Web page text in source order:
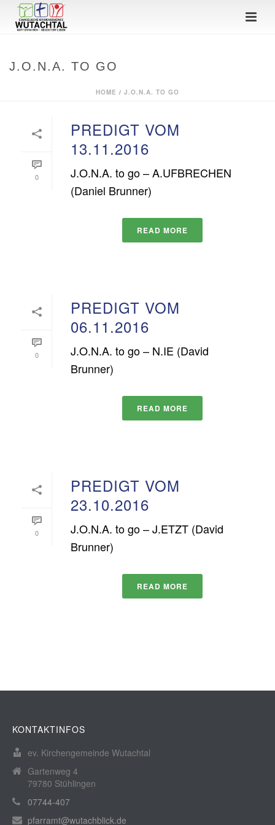
J.O.N.A. TO GO
HOME / J.O.N.A. TO GO
0
PREDIGT VOM
13.11.2016
J.O.N.A. to go – A.UFBRECHEN
(Daniel Brunner)
READ MORE
0
PREDIGT VOM
06.11.2016
J.O.N.A. to go – N.IE (David
Brunner)
READ MORE
0
PREDIGT VOM
23.10.2016
J.O.N.A. to go – J.ETZT (David
Brunner)
READ MORE
KONTAKTINFOS
ev. Kirchengemeinde Wutachtal
Gartenweg 4
79780 Stühlingen
07744-407
pfarramt@wutachblick.de